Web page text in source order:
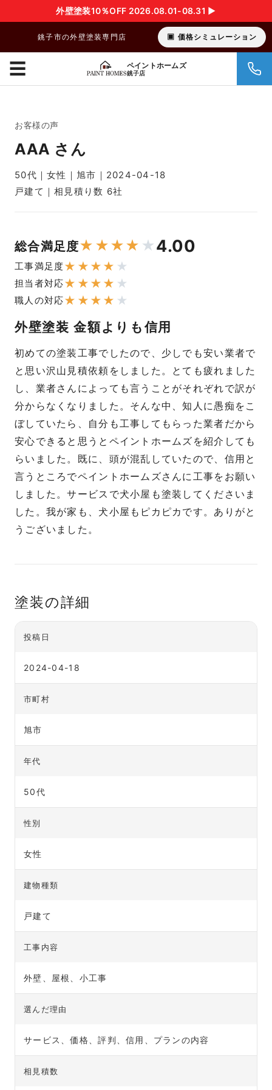
外壁塗装10％OFF 2026.08.01-08.31 ▶︎
銚子市の外壁塗装専門店 価格シミュレーション
ペイントホームズ
銚子店
☰
お客様の声
AAA さん
50代｜女性｜旭市｜2024-04-18
戸建て｜相見積り数 6社
総合満足度★ ★★★ ★ 4.00
工事満足度★ ★ ★ ★ ★
担当者対応★ ★ ★ ★ ★
職人の対応★ ★ ★ ★ ★
外壁塗装 金額よりも信用
初めての塗装工事でしたので、少しでも安い業者で
と思い沢山見積依頼をしました。とても疲れました
し、業者さんによっても言うことがそれぞれで訳が
分からなくなりました。そんな中、知人に愚痴をこ
ぼしていたら、自分も工事してもらった業者だから
安心できると思うとペイントホームズを紹介しても
らいました。既に、頭が混乱していたので、信用と
言うところでペイントホームズさんに工事をお願い
しました。サービスで犬小屋も塗装してくださいま
した。我が家も、犬小屋もピカピカです。ありがと
うございました。
塗装の詳細
投稿日
2024-04-18
市町村
旭市
年代
50代
性別
女性
建物種類
戸建て
工事内容
外壁、屋根、小工事
選んだ理由
サービス、価格、評判、信用、プランの内容
相見積数